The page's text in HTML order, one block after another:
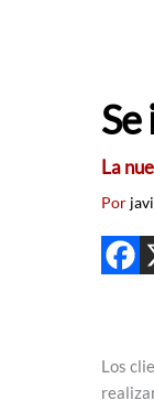
La
Por
Los